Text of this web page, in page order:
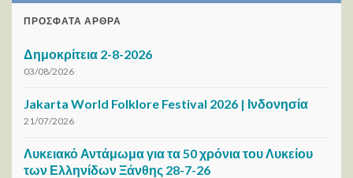
ΠΡΌΣΦΑΤΑ ΆΡΘΡΑ
Δημοκρίτεια 2-8-2026
03/08/2026
Jakarta World Folklore Festival 2026 | Ινδονησία
21/07/2026
Λυκειακό Αντάμωμα για τα 50 χρόνια του Λυκείου
των Ελληνίδων Ξάνθης 28-7-26